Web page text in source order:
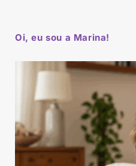
Oi, eu sou a Marina!